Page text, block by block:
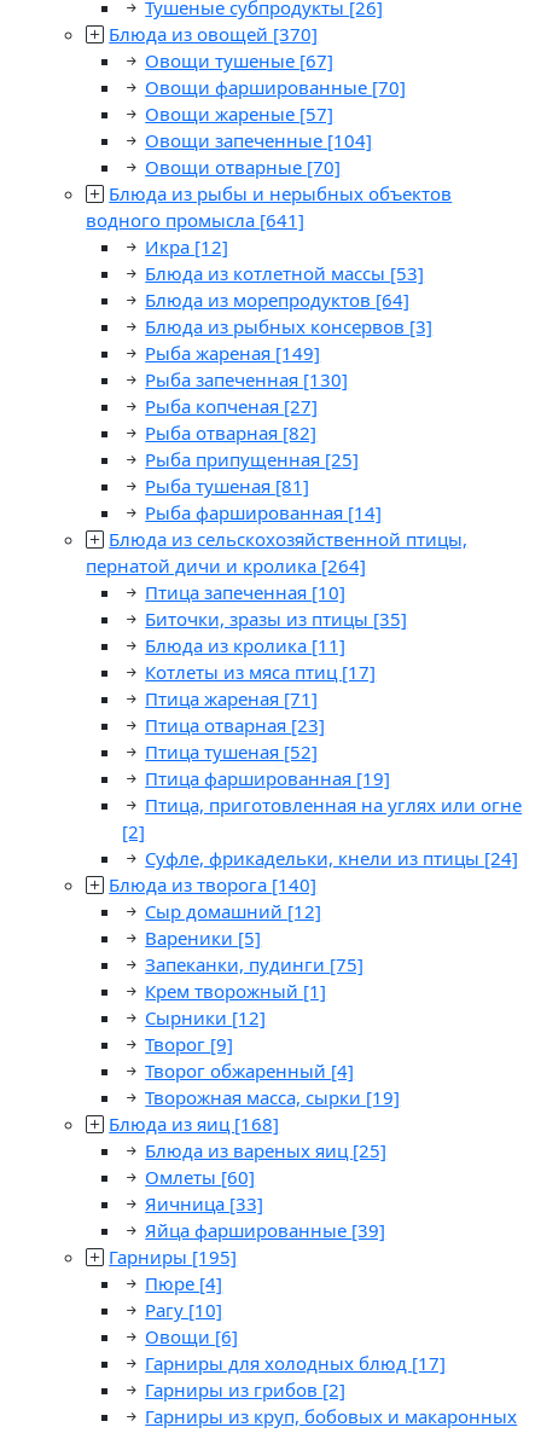
Тушеные субпродукты [26]
Блюда из овощей [370]
Овощи тушеные [67]
Овощи фаршированные [70]
Овощи жареные [57]
Овощи запеченные [104]
Овощи отварные [70]
Блюда из рыбы и нерыбных объектов
водного промысла [641]
Икра [12]
Блюда из котлетной массы [53]
Блюда из морепродуктов [64]
Блюда из рыбных консервов [3]
Рыба жареная [149]
Рыба запеченная [130]
Рыба копченая [27]
Рыба отварная [82]
Рыба припущенная [25]
Рыба тушеная [81]
Рыба фаршированная [14]
Блюда из сельскохозяйственной птицы,
пернатой дичи и кролика [264]
Птица запеченная [10]
Биточки, зразы из птицы [35]
Блюда из кролика [11]
Котлеты из мяса птиц [17]
Птица жареная [71]
Птица отварная [23]
Птица тушеная [52]
Птица фаршированная [19]
Птица, приготовленная на углях или огне
[2]
Суфле, фрикадельки, кнели из птицы [24]
Блюда из творога [140]
Сыр домашний [12]
Вареники [5]
Запеканки, пудинги [75]
Крем творожный [1]
Сырники [12]
Творог [9]
Творог обжаренный [4]
Творожная масса, сырки [19]
Блюда из яиц [168]
Блюда из вареных яиц [25]
Омлеты [60]
Яичница [33]
Яйца фаршированные [39]
Гарниры [195]
Пюре [4]
Рагу [10]
Овощи [6]
Гарниры для холодных блюд [17]
Гарниры из грибов [2]
Гарниры из круп, бобовых и макаронных